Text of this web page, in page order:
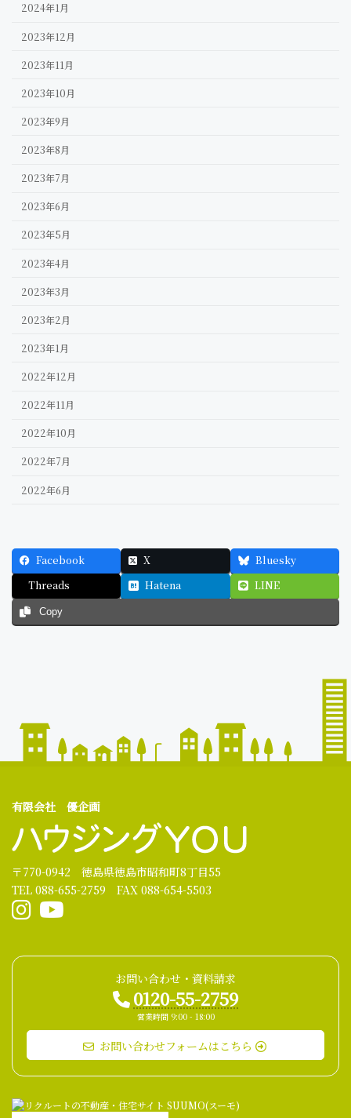
2024年1月
2023年12月
2023年11月
2023年10月
2023年9月
2023年8月
2023年7月
2023年6月
2023年5月
2023年4月
2023年3月
2023年2月
2023年1月
2022年12月
2022年11月
2022年10月
2022年7月
2022年6月
Facebook X
Bluesky
Threads
Hatena LINE
Copy
有限会社 優企画
〒770-0942 徳島県徳島市昭和町8丁目55
TEL 088-655-2759 FAX 088-654-5503
お問い合わせ・資料請求
0120-55-2759
営業時間 9:00 - 18:00
お問い合わせフォームはこちら